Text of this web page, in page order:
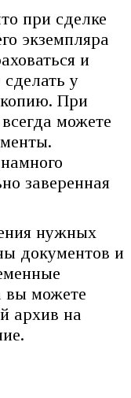
при сделке
экземпляра
и
у
копию. При
можете
заверенная
нужных
документов и
вы можете
архив на